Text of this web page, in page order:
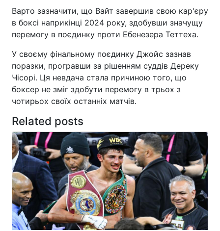
Варто зазначити, що Вайт завершив свою кар'єру
в боксі наприкінці 2024 року, здобувши значущу
перемогу в поєдинку проти Ебенезера Теттеха.
У своєму фінальному поєдинку Джойс зазнав
поразки, програвши за рішенням суддів Дереку
Чісорі. Ця невдача стала причиною того, що
боксер не зміг здобути перемогу в трьох з
чотирьох своїх останніх матчів.
Related posts